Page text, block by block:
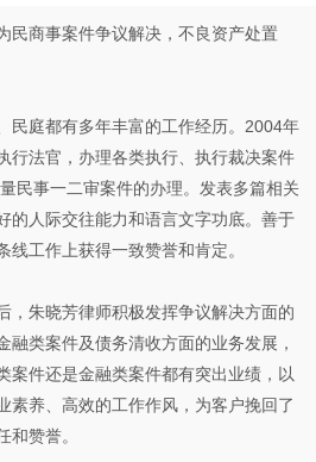
民商事案件争议解决，不良资产处置
民庭都有多年丰富的工作经历。2004年
行法官，办理各类执行、执行裁决案件
民事一二审案件的办理。发表多篇相关
的人际交往能力和语言文字功底。善于
线工作上获得一致赞誉和肯定。
，朱晓芳律师积极发挥争议解决方面的
融类案件及债务清收方面的业务发展，
案件还是金融类案件都有突出业绩，以
素养、高效的工作作风，为客户挽回了
和赞誉。